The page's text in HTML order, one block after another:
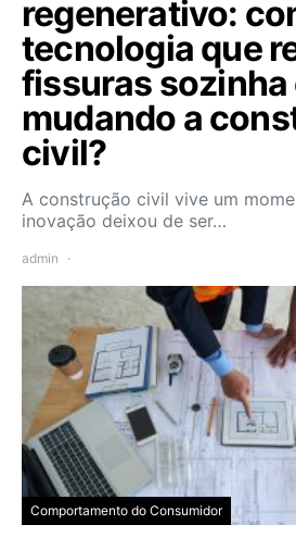
regenerativo:
tecnologia que
fissuras sozinha
mudando a
civil?
A construção civil vive um
inovação deixou de ser…
admin
Comportamento do Consumidor